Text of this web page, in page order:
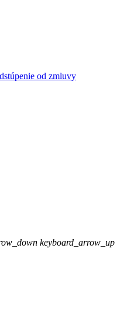
od zmluvy
keyboard_arrow_up